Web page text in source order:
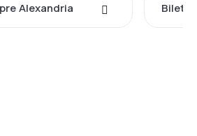
Alexandria Bilete